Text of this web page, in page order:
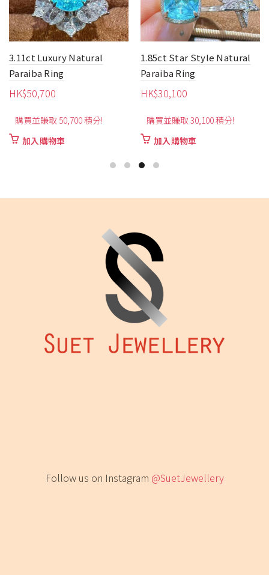
Luxury Natural
Ring
50,700
買並賺取 50,700 積分!
加入購物車
1.85ct Star Style Natural
Paraiba Ring
30,100
購買並賺取 30,100 積分!
加入購物車
Follow us on Instagram @SuetJewellery